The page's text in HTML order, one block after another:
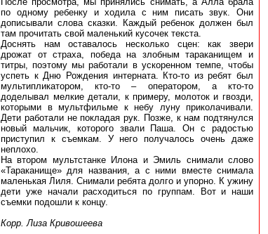
по одному ребенку и ходила с ним писать звук. Они
дописывали слова сказки. Каждый ребенок должен был
там прочитать свой маленький кусочек текста.
Доснять нам оставалось несколько сцен: как звери
дрожат от страха, победа на злобным тараканищем и
титры, поэтому мы работали в ускоренном темпе, чтобы
успеть к Дню Рождения интерната. Кто-то из ребят был
мультипликатором, кто-то – оператором, а кто-то
доделывал мелкие детали, к примеру, молоток и гвозди,
которыми в мультфильме к небу луну приколачивали.
Дети работали не покладая рук. Позже, к нам подтянулся
новый мальчик, которого звали Паша. Он с радостью
приступил к съемкам. У него получалось очень даже
неплохо.
На втором мультстанке Илона и Эмиль снимали слово
«Тараканище» для названия, а с ними вместе снимала
маленькая Лиля. Снимали ребята долго и упорно. К ужину
дети уже начали расходиться по группам. Вот и наши
съемки подошли к концу.
Корр. Лиза Кривошеева